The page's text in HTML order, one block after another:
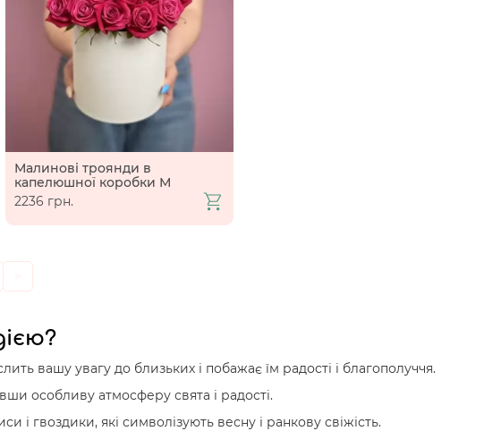
Малинові троянди в
капелюшної коробки М
2236 грн.
вашу увагу до близьких і побажає їм радості і благополуччя.
особливу атмосферу свята і радості.
гвоздики, які символізують весну і ранкову свіжість.